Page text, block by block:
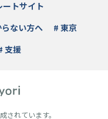
ートサイト
ない方へ
# 東京
支援
されています。